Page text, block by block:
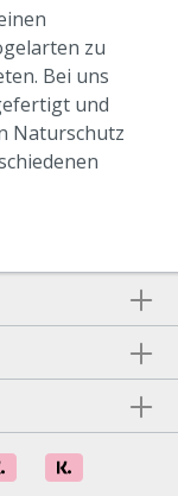
zu
Bei uns
und
Naturschutz